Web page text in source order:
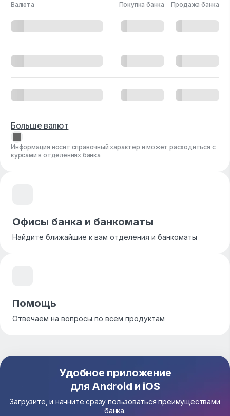
Валюта Покупка банка Продажа банка
Больше валют
Информация носит справочный характер и может расходиться с
курсами в отделениях банка
Офисы банка и банкоматы
Найдите ближайшие к вам отделения и банкоматы
Помощь
Отвечаем на вопросы по всем продуктам
Удобное приложение
для Android и iOS
Загрузите, и начните сразу пользоваться преимуществами
банка.